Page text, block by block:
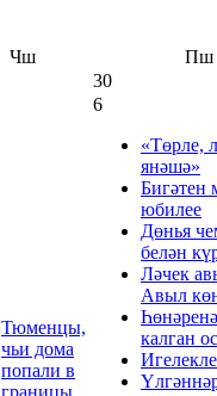
Чш Пш
30
Тюменцы,
чьи дома
попали в
6
«Төрле,
янәшә»
Бигәтен
юбилее
Дөнья
белән
Ләчек
Авыл
калган